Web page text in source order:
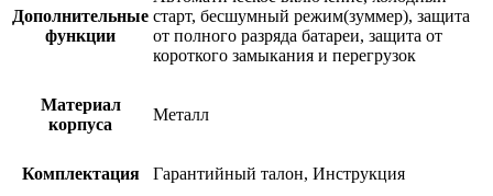
Дополнительные
функции
старт, бесшумный режим(зуммер), защита
от полного разряда батареи, защита от
короткого замыкания и перегрузок
Материал
корпуса
Металл
Комплектация Гарантийный талон, Инструкция